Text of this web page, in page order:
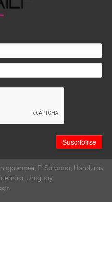
gpremper, El Salvador, Honduras,
Uruguay